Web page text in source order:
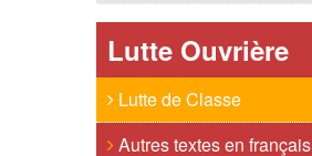
Lutte Ouvrière
Lutte de Classe
Autres textes en français